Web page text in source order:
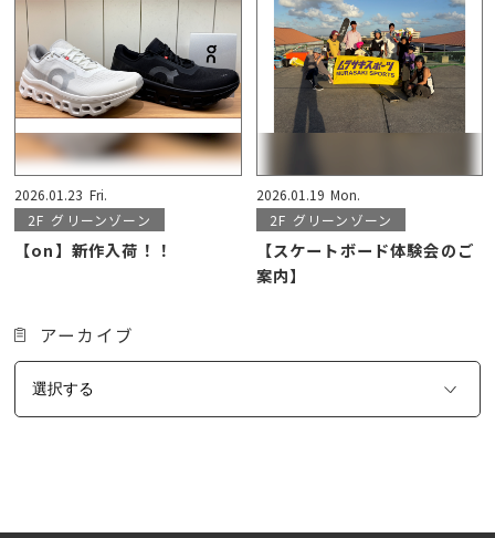
2026.01.23 Fri.
2F グリーンゾーン
【on】新作入荷！！
2026.01.19 Mon.
2F グリーンゾーン
【スケートボード体験会のご
案内】
アーカイブ